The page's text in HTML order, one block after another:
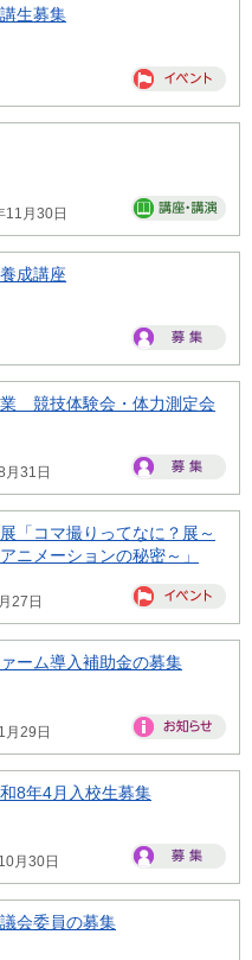
生募集
11月30日
成講座
競技体験会・体力測定会
31日
「コマ撮りってなに？展～
ニメーションの秘密～」
27日
ーム導入補助金の募集
月29日
8年4月入校生募集
月30日
会委員の募集